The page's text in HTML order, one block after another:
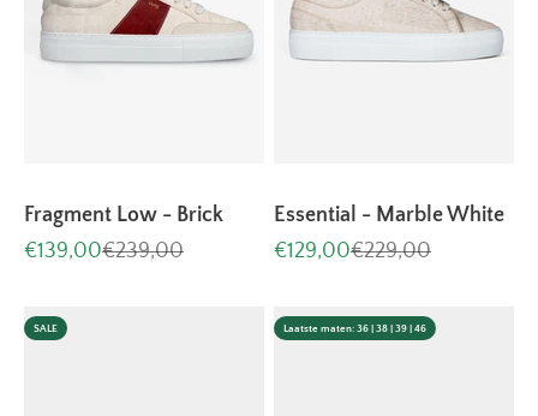
Fragment Low - Brick
Aanbiedingsprijs
€139,00Normale prijs
€239,00
Essential - Marble White
Aanbiedingsprijs
€129,00Normale prijs
€229,00
SALE Laatste maten: 36 | 38 | 39 | 46